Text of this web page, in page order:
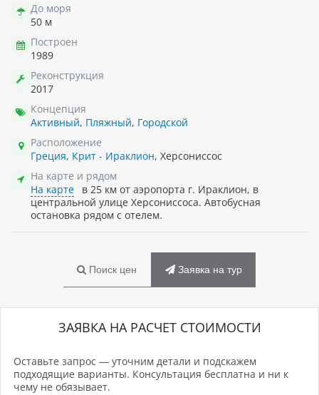
До моря
50 м
Построен
1989
Реконструкция
2017
Концепция
Активный, Пляжный, Городской
Расположение
Греция, Крит - Ираклион, Херсониссос
На карте и рядом
На карте
в 25 км от аэропорта г. Ираклион, в
центральной улице Херсониссоса. Автобусная
остановка рядом с отелем.
Поиск цен Заявка на тур
ЗАЯВКА НА РАСЧЕТ СТОИМОСТИ
Оставьте запрос — уточним детали и подскажем
подходящие варианты. Консультация бесплатна и ни к
чему не обязывает.